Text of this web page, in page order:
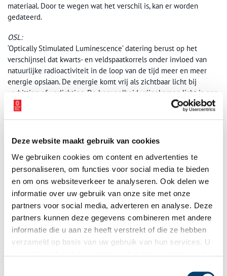
Deze website maakt gebruik van cookies
We gebruiken cookies om content en advertenties te
personaliseren, om functies voor social media te bieden
en om ons websiteverkeer te analyseren. Ook delen we
informatie over uw gebruik van onze site met onze
partners voor social media, adverteren en analyse. Deze
partners kunnen deze gegevens combineren met andere
informatie die u aan ze heeft verstrekt of die ze hebben
verzameld op basis van uw gebruik van hun services. U
materiaal. Door te wegen wat het verschil is, kan er worden
gedateerd.
OSL:
‘Optically Stimulated Luminescence’ datering berust op het
verschijnsel dat kwarts- en veldspaatkorrels onder invloed van
natuurlijke radioactiviteit in de loop van de tijd meer en meer
energie opslaan. De energie komt vrij als zichtbaar licht bij
verhitting of verlichting. De hoeveelheid vrijgekomen licht is een
maat voor de stralingsdosis die de korrel opgelopen heeft sinds
de laatste keer in de zon of de pottenbakkersoven. Daarmee
verhit is, of hoe lang geleden sediment is begraven. Dit principe
is dus niet alleen toepasbaar op zand en klei, maar ook op
gebakken klei, oftewel aardewerk. Met deze methode kan men
tot 200.000 jaar teruggaan in de tijd.
Probleem van alle genoemde dateringen is dat ze tamelijk
kostbaar zijn en voorlopig alleen worden ingezet als er
belangrijke vragen zijn die een exacte datering vereisen.
Auteur:Frans Diederik